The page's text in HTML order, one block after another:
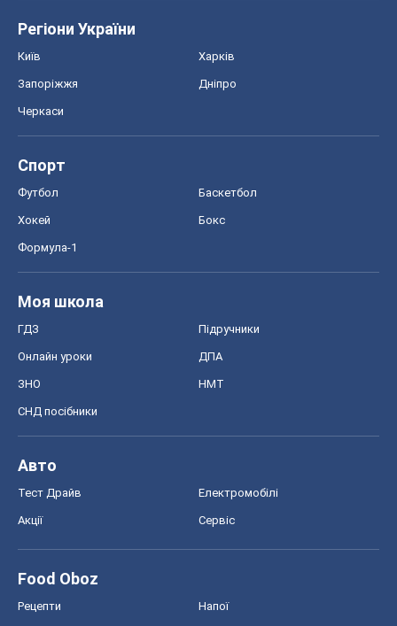
Регіони України
Київ Харків
Запоріжжя Дніпро
Черкаси
Спорт
Футбол Баскетбол
Хокей Бокс
Формула-1
Моя школа
ГДЗ Підручники
Онлайн уроки ДПА
ЗНО НМТ
СНД посібники
Авто
Тест Драйв Електромобілі
Акції Сервіс
Food Oboz
Рецепти Напої